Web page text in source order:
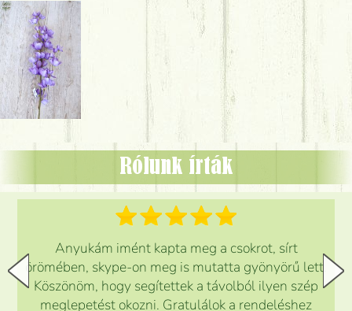
Rólunk írták
Anyukám imént kapta meg a csokrot, sírt
örömében, skype-on meg is mutatta gyönyörű lett.
Köszönöm, hogy segítettek a távolból ilyen szép
meglepetést okozni. Gratulálok a rendeléshez